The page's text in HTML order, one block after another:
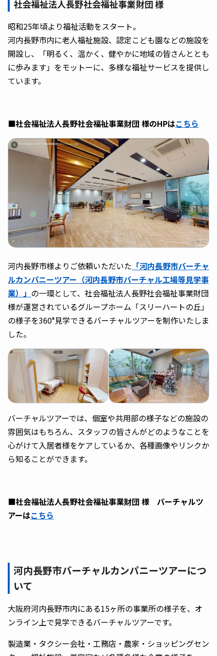
社会福祉法人長野社会福祉事業財団 様
昭和25年頃より福祉活動をスタート。
河内長野市内に老人福祉施設、認定こども園などの施設を
開設し、「明るく、温かく、健やかに地域の皆さんととも
に歩みます」をモットーに、多様な福祉サービスを提供し
ています。
■社会福祉法人長野社会福祉事業財団 様のHPはこちら
河内長野市様よりご依頼いただいた 「河内長野市バーチャ
ルカンパニーツアー（河内長野市バーチャル工場等見学事
業）」 の一環として、社会福祉法人長野社会福祉事業財団
様が運営されているグループホーム「スリーハートの丘」
の様子を360°見学できるバーチャルツアーを制作いたしま
した。
バーチャルツアーでは、個室や共用部の様子などの施設の
雰囲気はもちろん、スタッフの皆さんがどのようなことを
心がけて入居者様をケアしているか、各種画像やリンクか
ら知ることができます。
■社会福祉法人長野社会福祉事業財団 様
バーチャルツ
アーはこちら
河内長野市バーチャルカンパニーツアーにつ
いて
大阪府河内長野市内にある15ヶ所の事業所の様子を、オ
ンライン上で見学できるバーチャルツアーです。
製造業・タクシー会社・工務店・農家・ショッピングセン